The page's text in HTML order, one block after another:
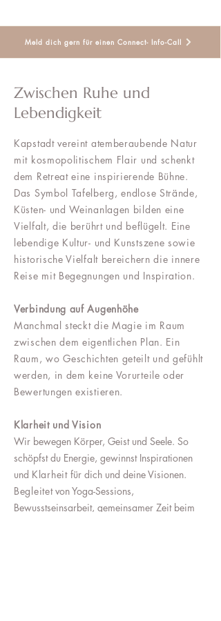
Meld dich gern für einen Connect- Info-Call
Zwischen Ruhe und
Lebendigkeit
Kapstadt vereint atemberaubende Natur
mit kosmopolitischem Flair und schenkt
dem Retreat eine inspirierende Bühne.
Das Symbol Tafelberg, endlose Strände,
Küsten- und Weinanlagen bilden eine
Vielfalt, die berührt und beflügelt. Eine
lebendige Kultur- und Kunstszene sowie
historische Vielfalt bereichern die innere
Reise mit Begegnungen und Inspiration.
Verbindung auf Augenhöhe
Manchmal steckt die Magie im Raum
zwischen dem eigentlichen Plan. Ein
Raum, wo Geschichten geteilt und gefühlt
werden, in dem keine Vorurteile oder
Bewertungen existieren.
Klarheit und Vision
Wir bewegen Körper, Geist und Seele. So
schöpfst du Energie, gewinnst Inspirationen
und Klarheitfür dich und deine Visionen.
Begleitetvon Yoga-Sessions,
Bewusstseinsarbeit, gemeinsamer Zeit beim